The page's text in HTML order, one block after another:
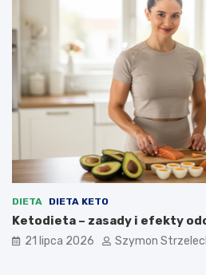
DIETA DIETA KETO
Ketodieta – zasady i efekty
21 lipca 2026 Szymon